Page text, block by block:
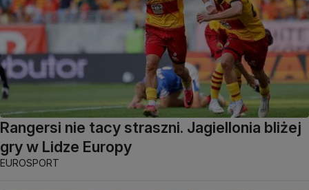
Rangersi nie tacy straszni. Jagiellonia bliżej
gry w Lidze Europy
EUROSPORT